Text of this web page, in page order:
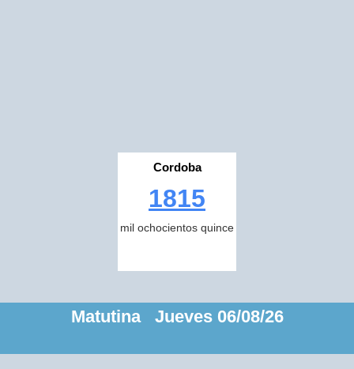
Cordoba
1815
mil ochocientos quince
Matutina Jueves 06/08/26